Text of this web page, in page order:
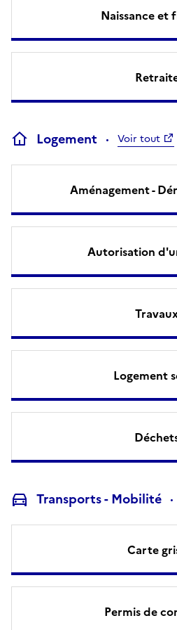
Naissance et
Logement Voir tout
Aménagement -
Autorisation
Logement
Transports - Mobilité
Carte
Permis de